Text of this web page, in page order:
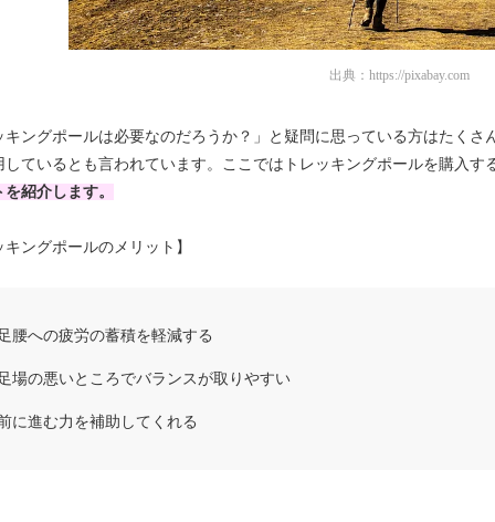
出典： https://pixabay.com
キングポールは必要なのだろうか？」と疑問に思っている方はたく
しているとも言われています。ここではトレッキングポールを購入す
紹介します。
ングポールのメリット】
腰への疲労の蓄積を軽減する
場の悪いところでバランスが取りやすい
に進む力を補助してくれる